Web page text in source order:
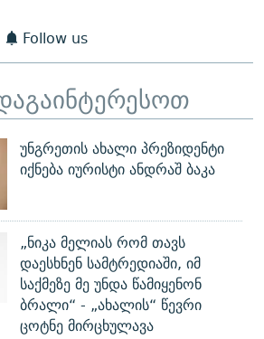
Follow us
უნგრეთის ახალი პრეზიდენტი
იქნება იურისტი ანდრაშ ბაკა
„ნიკა მელიას რომ თავს
დაესხნენ სამტრედიაში, იმ
საქმეზე მე უნდა წამიყენონ
ბრალი“ - „ახალის“ წევრი
ცოტნე მირცხულავა